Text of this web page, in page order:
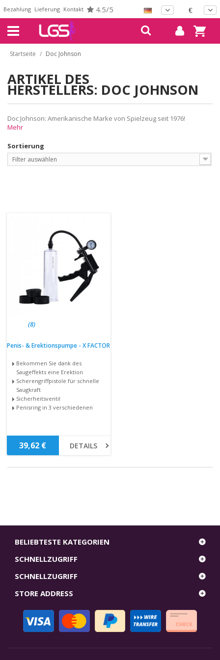
Bezahlung Lieferung Kontakt 4.5/5 €
Startseite / Doc Johnson
ARTIKEL DES
HERSTELLERS: DOC JOHNSON
Doc Johnson: Amerikanische Marke von Spielzeug seit 1976!
Mehr
Sortierung
Filter auswählen
(8)
Penis- & Erektionspumpe - X FACTOR
Bekommen Sie dank des
Saugeffekts eine Erektion
Scherengriffpistole für schnelle
Saugkraft
Sicherheitsventil
Penisring in 3 verschiedenen
30 cm lang
6 cm Durchmesser
39,62 € DETAILS
BELIEBTESTE KATEGORIEN
SCHNELLZUGRIFF
SCHNELLZUGRIFF
STORE ADDRESS